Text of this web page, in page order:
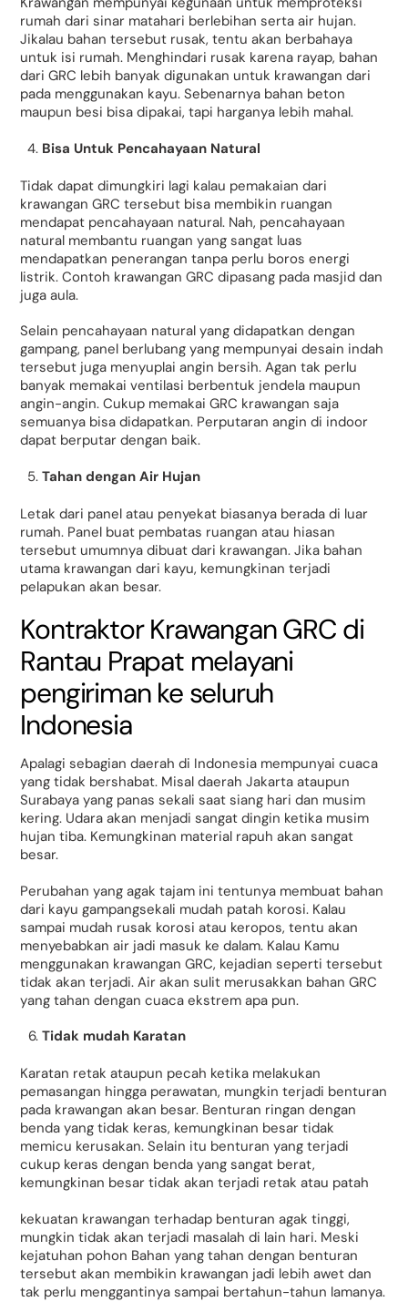
rumah dari sinar matahari berlebihan serta air hujan.
Jikalau bahan tersebut rusak, tentu akan berbahaya
untuk isi rumah. Menghindari rusak karena rayap, bahan
dari GRC lebih banyak digunakan untuk krawangan dari
pada menggunakan kayu. Sebenarnya bahan beton
maupun besi bisa dipakai, tapi harganya lebih mahal.
Bisa Untuk Pencahayaan Natural
Tidak dapat dimungkiri lagi kalau pemakaian dari
krawangan GRC tersebut bisa membikin ruangan
mendapat pencahayaan natural. Nah, pencahayaan
natural membantu ruangan yang sangat luas
mendapatkan penerangan tanpa perlu boros energi
listrik. Contoh krawangan GRC dipasang pada masjid dan
juga aula.
Selain pencahayaan natural yang didapatkan dengan
gampang, panel berlubang yang mempunyai desain indah
tersebut juga menyuplai angin bersih. Agan tak perlu
banyak memakai ventilasi berbentuk jendela maupun
angin-angin. Cukup memakai GRC krawangan saja
semuanya bisa didapatkan. Perputaran angin di indoor
dapat berputar dengan baik.
Tahan dengan Air Hujan
Letak dari panel atau penyekat biasanya berada di luar
rumah. Panel buat pembatas ruangan atau hiasan
tersebut umumnya dibuat dari krawangan. Jika bahan
utama krawangan dari kayu, kemungkinan terjadi
pelapukan akan besar.
Kontraktor Krawangan GRC di
Rantau Prapat melayani
pengiriman ke seluruh
Indonesia
Apalagi sebagian daerah di Indonesia mempunyai cuaca
yang tidak bershabat. Misal daerah Jakarta ataupun
Surabaya yang panas sekali saat siang hari dan musim
kering. Udara akan menjadi sangat dingin ketika musim
hujan tiba. Kemungkinan material rapuh akan sangat
besar.
Perubahan yang agak tajam ini tentunya membuat bahan
dari kayu gampangsekali mudah patah korosi. Kalau
sampai mudah rusak korosi atau keropos, tentu akan
menyebabkan air jadi masuk ke dalam. Kalau Kamu
menggunakan krawangan GRC, kejadian seperti tersebut
tidak akan terjadi. Air akan sulit merusakkan bahan GRC
yang tahan dengan cuaca ekstrem apa pun.
Tidak mudah Karatan
Karatan retak ataupun pecah ketika melakukan
pemasangan hingga perawatan, mungkin terjadi benturan
pada krawangan akan besar. Benturan ringan dengan
benda yang tidak keras, kemungkinan besar tidak
memicu kerusakan. Selain itu benturan yang terjadi
cukup keras dengan benda yang sangat berat,
kemungkinan besar tidak akan terjadi retak atau patah
kekuatan krawangan terhadap benturan agak tinggi,
mungkin tidak akan terjadi masalah di lain hari. Meski
kejatuhan pohon Bahan yang tahan dengan benturan
tersebut akan membikin krawangan jadi lebih awet dan
tak perlu menggantinya sampai bertahun-tahun lamanya.